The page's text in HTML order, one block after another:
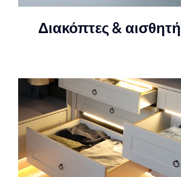
Διακόπτες &